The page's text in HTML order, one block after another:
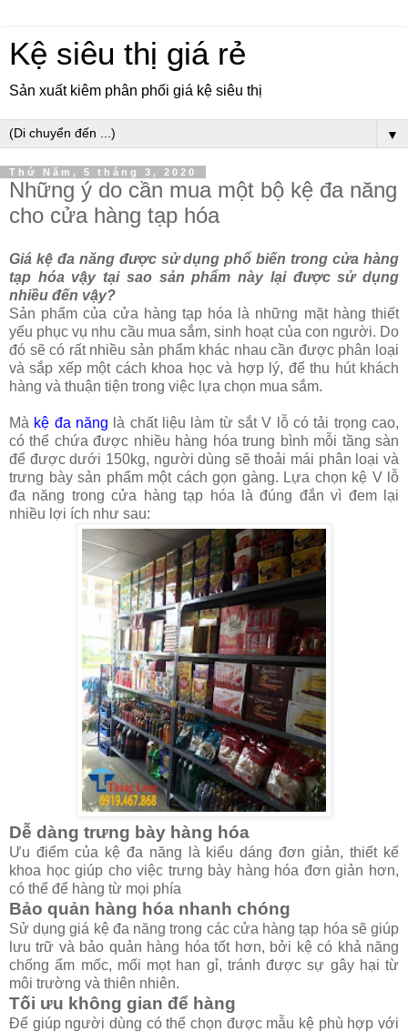
Kệ siêu thị giá rẻ
Sản xuất kiêm phân phối giá kệ siêu thị
▼
Thứ Năm, 5 tháng 3, 2020
Những ý do cần mua một bộ kệ đa năng
cho cửa hàng tạp hóa
Giá kệ đa năng được sử dụng phổ biến trong cửa hàng
tạp hóa vậy tại sao sản phẩm này lại được sử dụng
nhiều đến vậy?
Sản phẩm của cửa hàng tạp hóa là những mặt hàng thiết
yếu phục vụ nhu cầu mua sắm, sinh hoạt của con người. Do
đó sẽ có rất nhiều sản phẩm khác nhau cần được phân loại
và sắp xếp một cách khoa học và hợp lý, để thu hút khách
hàng và thuận tiện trong việc lựa chọn mua sắm.
Mà kệ đa năng là chất liệu làm từ sắt V lỗ có tải trọng cao,
có thể chứa được nhiều hàng hóa trung bình mỗi tầng sàn
để được dưới 150kg, người dùng sẽ thoải mái phân loại và
trưng bày sản phẩm một cách gọn gàng. Lựa chọn kệ V lỗ
đa năng trong cửa hàng tạp hóa là đúng đắn vì đem lại
nhiều lợi ích như sau:
Dễ dàng trưng bày hàng hóa
Ưu điểm của kệ đa năng là kiểu dáng đơn giản, thiết kế
khoa học giúp cho việc trưng bày hàng hóa đơn giản hơn,
có thể để hàng từ mọi phía
Bảo quản hàng hóa nhanh chóng
Sử dụng giá kệ đa năng trong các cửa hàng tạp hóa sẽ giúp
lưu trữ và bảo quản hàng hóa tốt hơn, bởi kệ có khả năng
chống ẩm mốc, mối mọt han gỉ, tránh được sự gây hại từ
môi trường và thiên nhiên.
Tối ưu không gian để hàng
Để giúp người dùng có thể chọn được mẫu kệ phù hợp với